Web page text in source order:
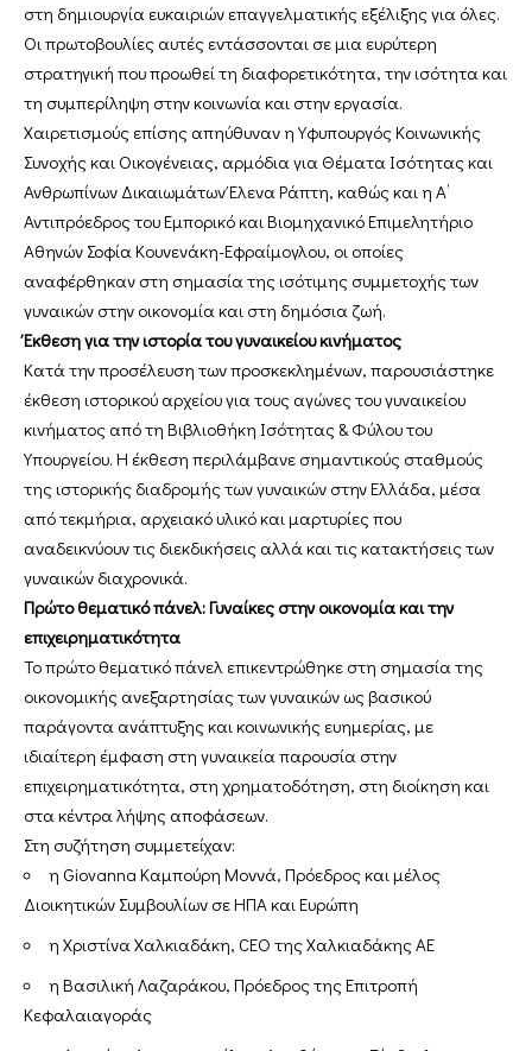
στη δημιουργία ευκαιριών επαγγελματικής εξέλιξης για όλες.
Οι πρωτοβουλίες αυτές εντάσσονται σε μια ευρύτερη
στρατηγική που προωθεί τη διαφορετικότητα, την ισότητα και
τη συμπερίληψη στην κοινωνία και στην εργασία.
Χαιρετισμούς επίσης απηύθυναν η Υφυπουργός Κοινωνικής
Συνοχής και Οικογένειας, αρμόδια για Θέματα Ισότητας και
Ανθρωπίνων Δικαιωμάτων Έλενα Ράπτη, καθώς και η Α’
Αντιπρόεδρος του Εμπορικό και Βιομηχανικό Επιμελητήριο
Αθηνών Σοφία Κουνενάκη-Εφραίμογλου, οι οποίες
αναφέρθηκαν στη σημασία της ισότιμης συμμετοχής των
γυναικών στην οικονομία και στη δημόσια ζωή.
Έκθεση για την ιστορία του γυναικείου κινήματος
Κατά την προσέλευση των προσκεκλημένων, παρουσιάστηκε
έκθεση ιστορικού αρχείου για τους αγώνες του γυναικείου
κινήματος από τη Βιβλιοθήκη Ισότητας & Φύλου του
Υπουργείου. Η έκθεση περιλάμβανε σημαντικούς σταθμούς
της ιστορικής διαδρομής των γυναικών στην Ελλάδα, μέσα
από τεκμήρια, αρχειακό υλικό και μαρτυρίες που
αναδεικνύουν τις διεκδικήσεις αλλά και τις κατακτήσεις των
γυναικών διαχρονικά.
Πρώτο θεματικό πάνελ: Γυναίκες στην οικονομία και την
επιχειρηματικότητα
Το πρώτο θεματικό πάνελ επικεντρώθηκε στη σημασία της
οικονομικής ανεξαρτησίας των γυναικών ως βασικού
παράγοντα ανάπτυξης και κοινωνικής ευημερίας, με
ιδιαίτερη έμφαση στη γυναικεία παρουσία στην
επιχειρηματικότητα, στη χρηματοδότηση, στη διοίκηση και
στα κέντρα λήψης αποφάσεων.
Στη συζήτηση συμμετείχαν:
η Giovanna Καμπούρη Μοννά, Πρόεδρος και μέλος
Διοικητικών Συμβουλίων σε ΗΠΑ και Ευρώπη
η Χριστίνα Χαλκιαδάκη, CEO της Χαλκιαδάκης ΑΕ
η Βασιλική Λαζαράκου, Πρόεδρος της Επιτροπή
Κεφαλαιαγοράς